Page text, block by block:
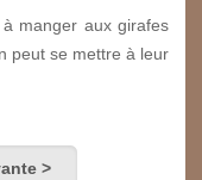
manger aux girafes
peut se mettre à leur
>